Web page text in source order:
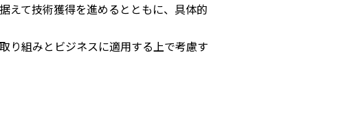
えて技術獲得を進めるとともに、具体的
り組みとビジネスに適用する上で考慮す